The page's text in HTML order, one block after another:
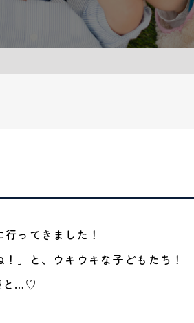
ってきました！
」と、ウキウキな子どもたち！
と…♡